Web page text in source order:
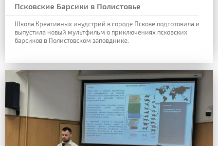
Псковские Барсики в Полистовье
Школа Креативных инудстрий в городе Пскове подготовила и
выпустила новый мультфильм о приключениях псковских
барсиков в Полистовском заповднике.